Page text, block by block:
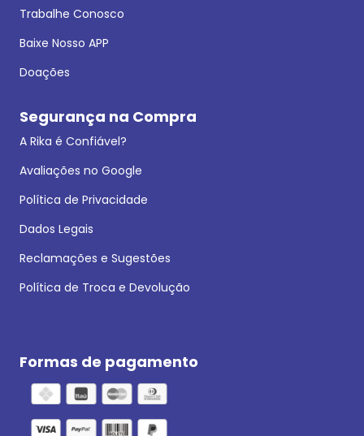
Trabalhe Conosco
Baixe Nosso APP
Doações
Segurança na Compra
A Rika é Confiável?
Avaliações no Google
Política de Privacidade
Dados Legais
Reclamações e Sugestões
Política de Troca e Devolução
Formas de pagamento